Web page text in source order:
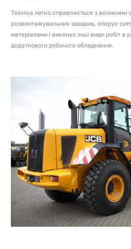
Техніка легко справляється з
розвантажувальних завдань, оперує
матеріалами і виконує інші види робіт в
додаткового робочого обладнання.